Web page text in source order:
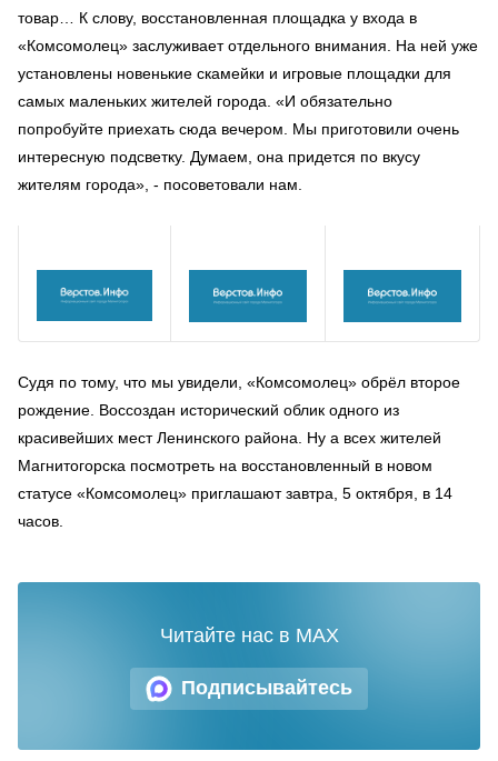
товар… К слову, восстановленная площадка у входа в
«Комсомолец» заслуживает отдельного внимания. На ней уже
установлены новенькие скамейки и игровые площадки для
самых маленьких жителей города. «И обязательно
попробуйте приехать сюда вечером. Мы приготовили очень
интересную подсветку. Думаем, она придется по вкусу
жителям города», - посоветовали нам.
Судя по тому, что мы увидели, «Комсомолец» обрёл второе
рождение. Воссоздан исторический облик одного из
красивейших мест Ленинского района. Ну а всех жителей
Магнитогорска посмотреть на восстановленный в новом
статусе «Комсомолец» приглашают завтра, 5 октября, в 14
часов.
Подписывайтесь
Читайте нас в MAX